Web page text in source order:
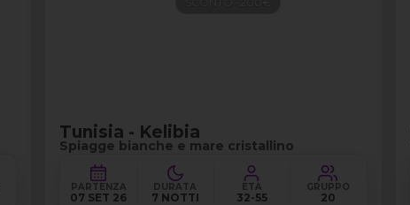
Tunisia - Kelibia
Spiagge bianche e mare cristallino
PARTENZA
07 SET 26
DURATA
7 NOTTI
ETÀ
32-55
GRUPPO
20